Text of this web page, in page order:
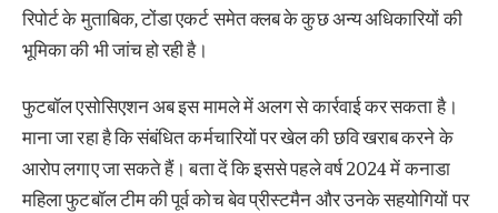
रिपोर्ट के मुताबिक, टोंडा एकर्ट समेत क्लब के कुछ अन्य अधिकारियों की
भूमिका की भी जांच हो रही है।
फुटबॉल एसोसिएशन अब इस मामले में अलग से कार्रवाई कर सकता है।
माना जा रहा है कि संबंधित कर्मचारियों पर खेल की छवि खराब करने के
आरोप लगाए जा सकते हैं। बता दें कि इससे पहले वर्ष 2024 में कनाडा
महिला फुटबॉल टीम की पूर्व कोच बेव प्रीस्टमैन और उनके सहयोगियों पर